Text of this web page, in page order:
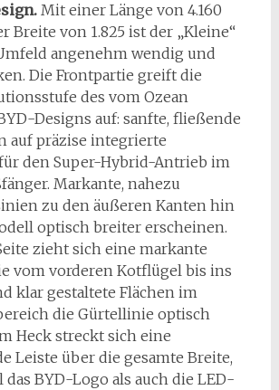
Mit einer Länge von 4.160
Breite von 1.825 ist der „Kleine“
angenehm wendig und
Die Frontpartie greift die
des vom Ozean
Designs auf: sanfte, fließende
auf präzise integrierte
den Super-Hybrid-Antrieb im
Markante, nahezu
zu den äußeren Kanten hin
optisch breiter erscheinen.
zieht sich eine markante
vom vorderen Kotflügel bis ins
klar gestaltete Flächen im
die Gürtellinie optisch
Heck streckt sich eine
Leiste über die gesamte Breite,
BYD-Logo als auch die LED-